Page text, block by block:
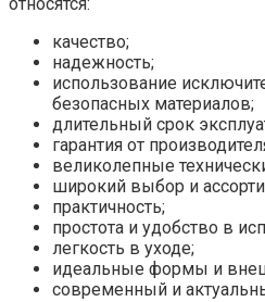
качество;
надежность;
использование
безопасных материалов;
длительный срок
гарантия от
великолепные
широкий выбор и
практичность;
простота и удобство в
легкость в уходе;
идеальные формы и
современный и